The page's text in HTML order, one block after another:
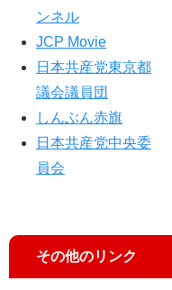
ンネル
JCP Movie
日本共産党東京都
議会議員団
しんぶん赤旗
日本共産党中央委
員会
その他のリンク